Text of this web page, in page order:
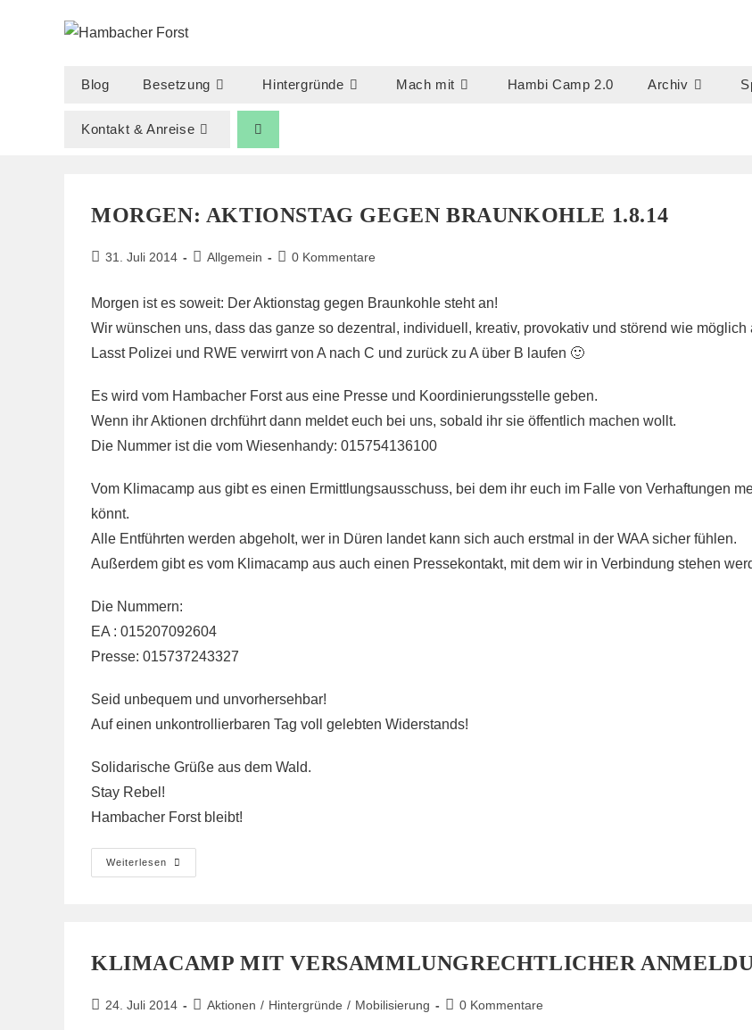
Blog Besetzung Hintergründe Mach mit Hambi Camp 2.0 Archiv
Kontakt & Anreise
MORGEN: AKTIONSTAG GEGEN BRAUNKOHLE 1.8.14
Beitrag
31. Juli 2014
Beitrags-
Allgemein
Beitrags-
0 Kommentare
Morgen ist es soweit: Der Aktionstag gegen Braunkohle steht an!
Wir wünschen uns, dass das ganze so dezentral, individuell, kreativ, provokativ und störend wie möglich
Lasst Polizei und RWE verwirrt von A nach C und zurück zu A über B laufen 🙂
Es wird vom Hambacher Forst aus eine Presse und Koordinierungsstelle geben.
Wenn ihr Aktionen drchführt dann meldet euch bei uns, sobald ihr sie öffentlich machen wollt.
Die Nummer ist die vom Wiesenhandy: 015754136100
Vom Klimacamp aus gibt es einen Ermittlungsausschuss, bei dem ihr euch im Falle von Verhaftungen
könnt.
Alle Entführten werden abgeholt, wer in Düren landet kann sich auch erstmal in der WAA sicher fühlen.
Außerdem gibt es vom Klimacamp aus auch einen Pressekontakt, mit dem wir in Verbindung stehen
Die Nummern:
EA : 015207092604
Presse: 015737243327
Seid unbequem und unvorhersehbar!
Auf einen unkontrollierbaren Tag voll gelebten Widerstands!
Solidarische Grüße aus dem Wald.
Stay Rebel!
Hambacher Forst bleibt!
Weiterlesen
MORGEN:
Aktionstag
KLIMACAMP MIT VERSAMMLUNGRECHTLICHER
Beitrag
24. Juli 2014
Beitrags-
Aktionen / Hintergründe / Mobilisierung
Beitrags-
0 Kommentare